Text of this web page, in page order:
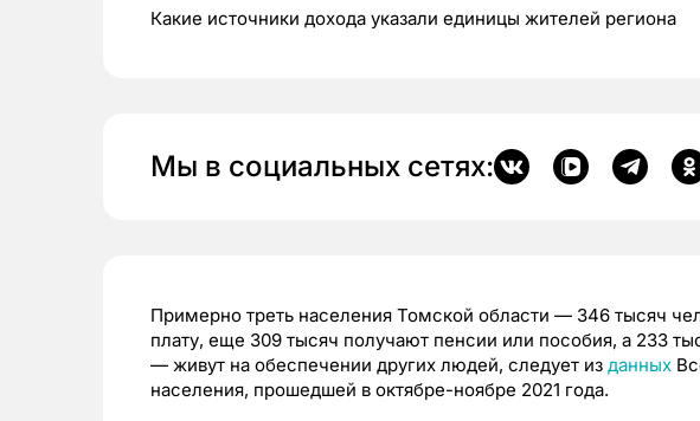
Какие источники дохода указали единицы жителей региона
Мы в социальных сетях:
Примерно треть населения Томской области — 346 тысяч
плату, еще 309 тысяч получают пенсии или пособия, а 233
— живут на обеспечении других людей, следует из данных
населения, прошедшей в октябре-ноябре 2021 года.